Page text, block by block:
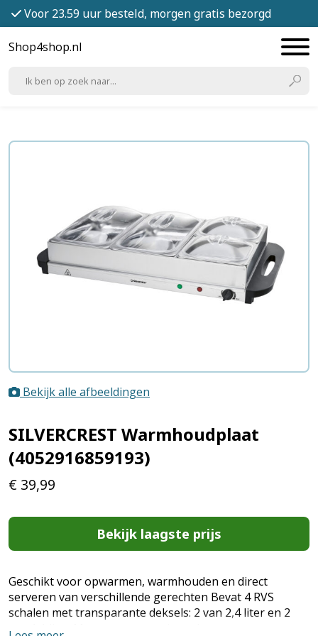
Voor 23.59 uur besteld, morgen gratis bezorgd
Shop4shop.nl
Bekijk alle afbeeldingen
SILVERCREST Warmhoudplaat
(4052916859193)
€ 39,99
Bekijk laagste prijs
Geschikt voor opwarmen, warmhouden en direct
serveren van verschillende gerechten Bevat 4 RVS
schalen met transparante deksels: 2 van 2,4 liter en 2
van 1,1 liter Met een verwarmingsplaat met